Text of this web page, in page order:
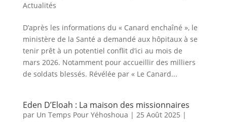
Actualités
D’après les informations du « Canard enchaîné », le
ministère de la Santé a demandé aux hôpitaux à se
tenir prêt à un potentiel conflit d’ici au mois de
mars 2026. Notamment pour accueillir des milliers
de soldats blessés. Révélée par « Le Canard...
Eden D’Eloah : La maison des missionnaires
par Un Temps Pour Yéhoshoua | 25 Août 2025 |